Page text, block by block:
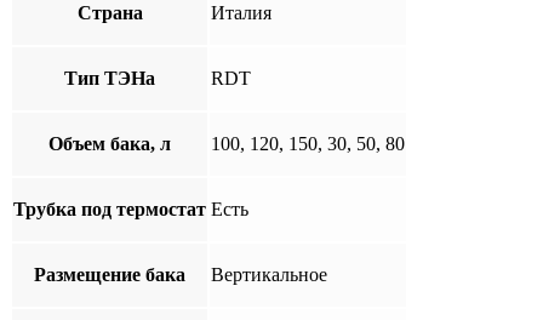
Страна Италия
Тип ТЭНа RDT
Объем бака, л 100, 120, 150, 30, 50, 80
Трубка под термостат Есть
Размещение бака Вертикальное